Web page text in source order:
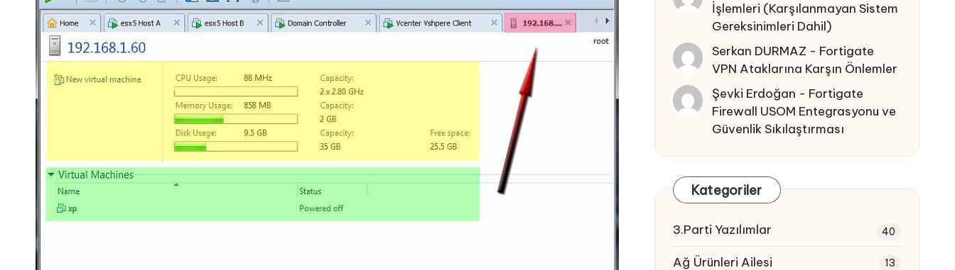
İşlemleri (Karşılanmayan Sistem
Gereksinimleri Dahil)
Serkan DURMAZ - Fortigate
VPN Ataklarına Karşın Önlemler
Şevki Erdoğan - Fortigate
Firewall USOM Entegrasyonu ve
Güvenlik Sıkılaştırması
Kategoriler
3.Parti Yazılımlar 40
Ağ Ürünleri Ailesi 13